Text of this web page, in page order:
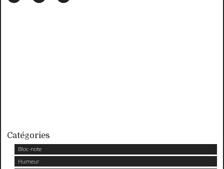
Catégories
Bloc-note
Humeur